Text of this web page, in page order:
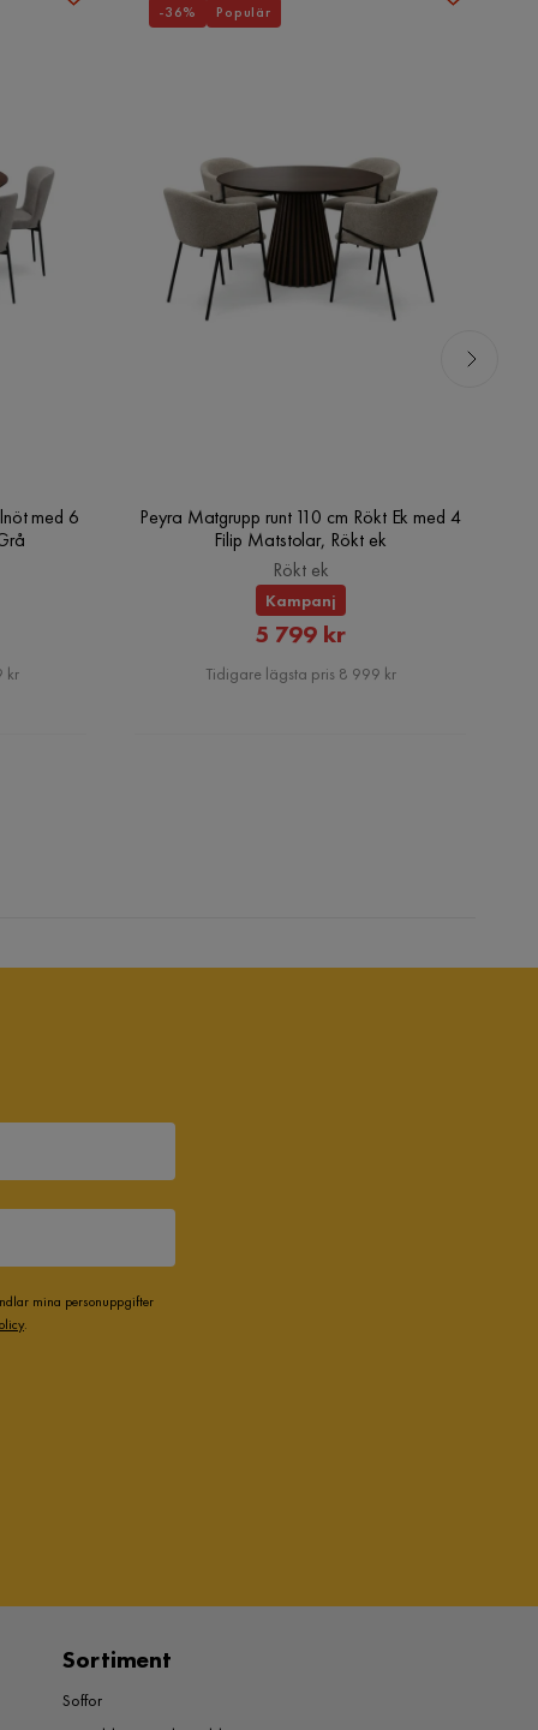
med 6
kr
Peyra Matgrupp runt 110 cm Rökt Ek med 4
Filip Matstolar, Rökt ek
Rökt ek
Kampanj
Rabatterat
Pris
5 799 kr
Tidigare lägsta pris 8 999 kr
-36% Populär
mina personuppgifter
.
Sortiment
Soffor